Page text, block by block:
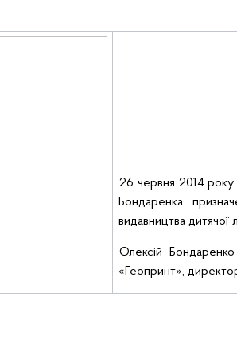
26 червня 2014 року
Бондаренка
видавництва дитячої
Олексій
« Геопринт»,